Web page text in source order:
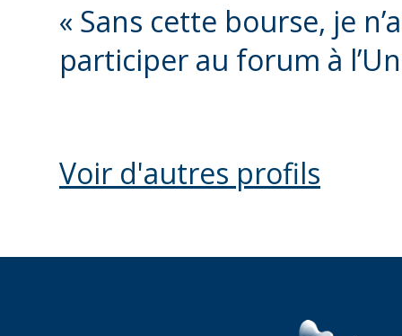
« Sans cette bourse, je
participer au forum à
Voir d'autres profils